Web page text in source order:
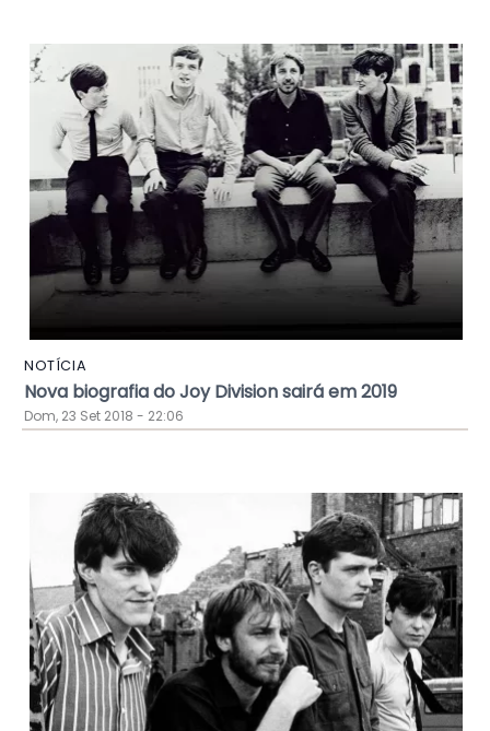
NOTÍCIA
Nova biografia do Joy Division sairá em 2019
Dom, 23 Set 2018 - 22:06